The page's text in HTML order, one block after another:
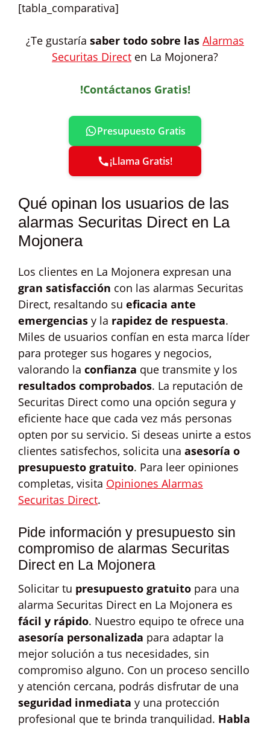
[tabla_comparativa]
¿Te gustaría saber todo sobre las Alarmas
Securitas Direct en La Mojonera?
!Contáctanos Gratis!
Presupuesto Gratis
¡Llama Gratis!
Qué opinan los usuarios de las
alarmas Securitas Direct en La
Mojonera
Los clientes en La Mojonera expresan una
gran satisfacción con las alarmas Securitas
Direct, resaltando su eficacia ante
emergencias y la rapidez de respuesta.
Miles de usuarios confían en esta marca líder
para proteger sus hogares y negocios,
valorando la confianza que transmite y los
resultados comprobados. La reputación de
Securitas Direct como una opción segura y
eficiente hace que cada vez más personas
opten por su servicio. Si deseas unirte a estos
clientes satisfechos, solicita una asesoría o
presupuesto gratuito. Para leer opiniones
completas, visita Opiniones Alarmas
Securitas Direct.
Pide información y presupuesto sin
compromiso de alarmas Securitas
Direct en La Mojonera
Solicitar tu presupuesto gratuito para una
alarma Securitas Direct en La Mojonera es
fácil y rápido. Nuestro equipo te ofrece una
asesoría personalizada para adaptar la
mejor solución a tus necesidades, sin
compromiso alguno. Con un proceso sencillo
y atención cercana, podrás disfrutar de una
seguridad inmediata y una protección
profesional que te brinda tranquilidad. Habla